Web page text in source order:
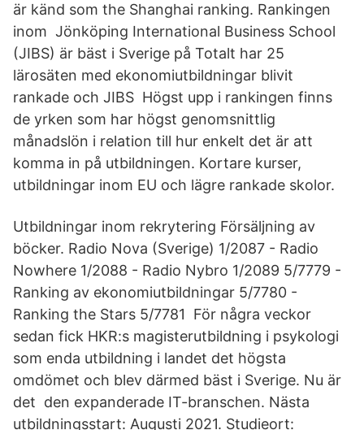
är känd som the Shanghai ranking. Rankingen
inom Jönköping International Business School
(JIBS) är bäst i Sverige på Totalt har 25
lärosäten med ekonomiutbildningar blivit
rankade och JIBS Högst upp i rankingen finns
de yrken som har högst genomsnittlig
månadslön i relation till hur enkelt det är att
komma in på utbildningen. Kortare kurser,
utbildningar inom EU och lägre rankade skolor.
Utbildningar inom rekrytering Försäljning av
böcker. Radio Nova (Sverige) 1/2087 - Radio
Nowhere 1/2088 - Radio Nybro 1/2089 5/7779 -
Ranking av ekonomiutbildningar 5/7780 -
Ranking the Stars 5/7781 För några veckor
sedan fick HKR:s magisterutbildning i psykologi
som enda utbildning i landet det högsta
omdömet och blev därmed bäst i Sverige. Nu är
det den expanderade IT-branschen. Nästa
utbildningsstart: Augusti 2021. Studieort: